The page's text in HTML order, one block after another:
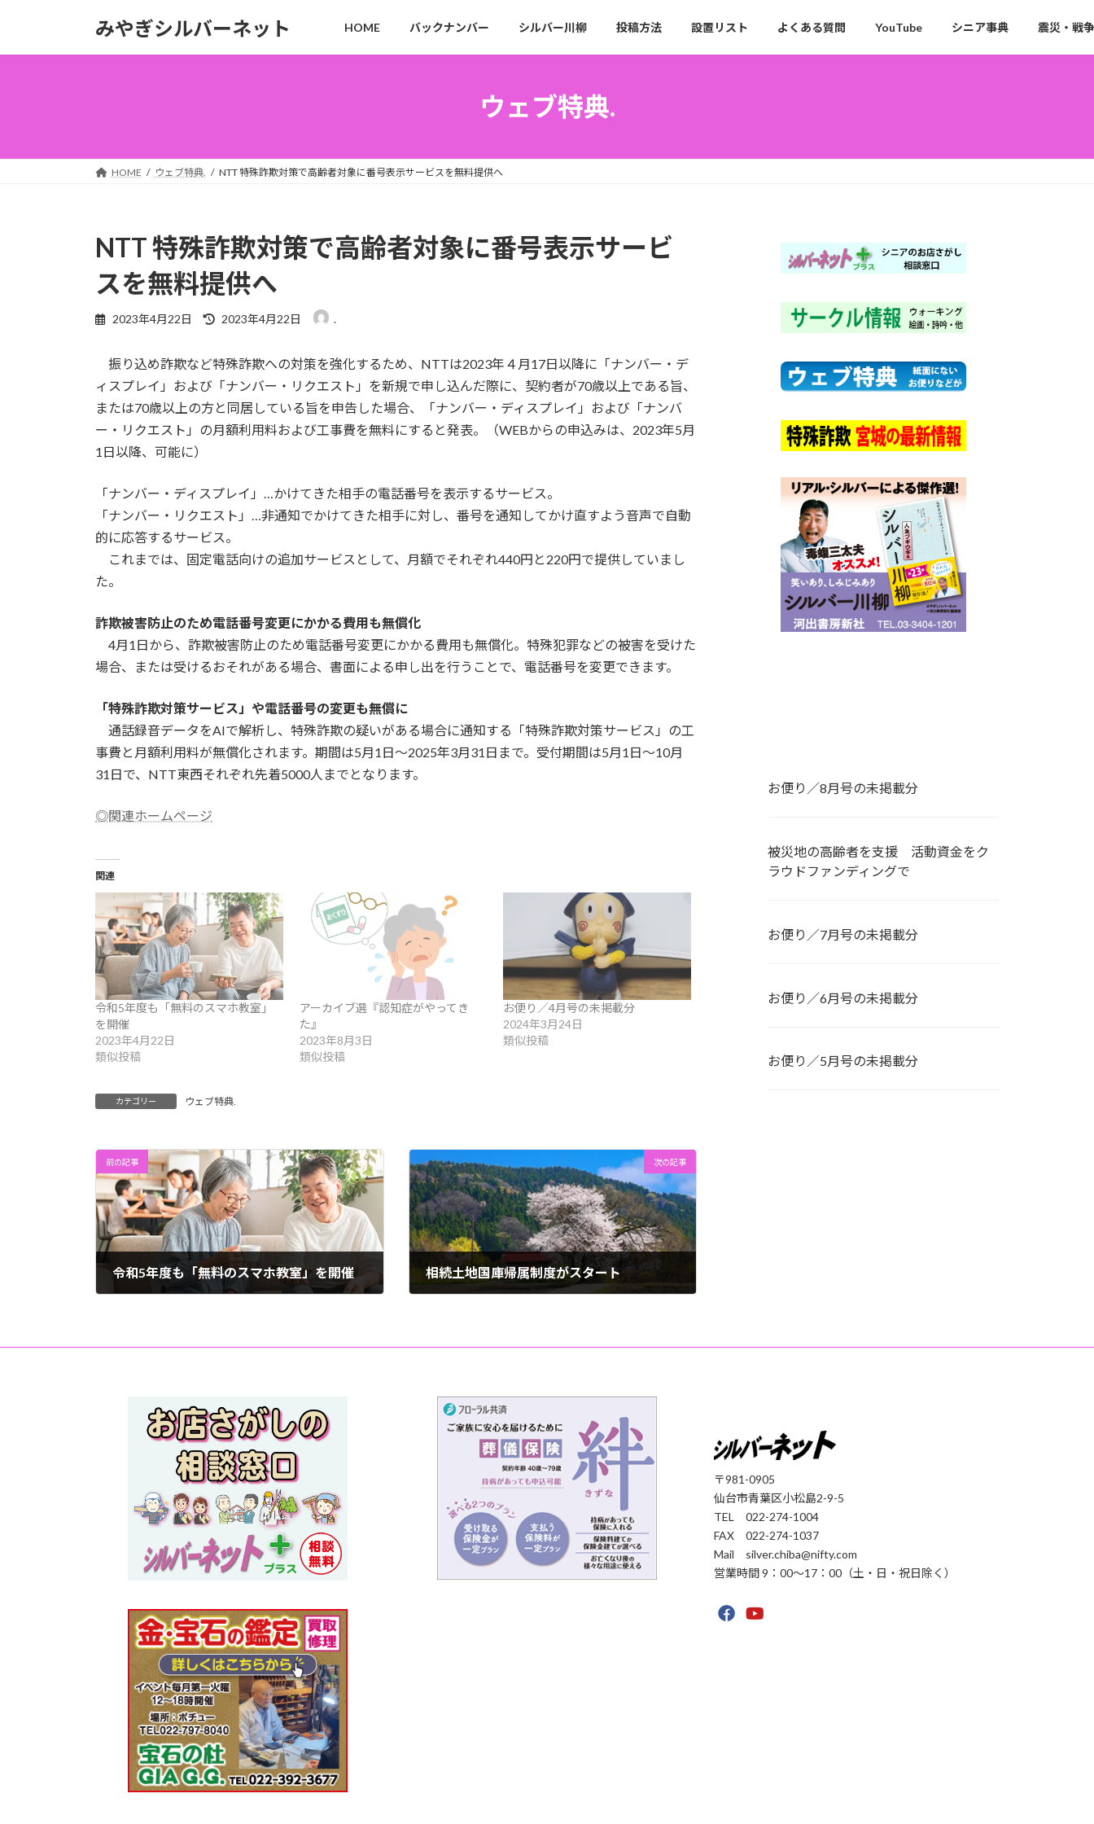
みやぎシルバーネット HOME バックナンバー シルバー川柳 投稿方法 設置リスト よくある質問 YouTube シニア事典 震災・戦争
ウェブ特典.
HOME ウェブ特典. NTT 特殊詐欺対策で高齢者対象に番号表示サービスを無料提供へ
NTT 特殊詐欺対策で高齢者対象に番号表示サービ
スを無料提供へ
2023年4月22日
最
新
日
:
2023年4月22日 .
振り込め詐欺など特殊詐欺への対策を強化するため、NTTは2023年４月17日以降に「ナンバー・デ
ィスプレイ」および「ナンバー・リクエスト」を新規で申し込んだ際に、契約者が70歳以上である旨、
または70歳以上の方と同居している旨を申告した場合、「ナンバー・ディスプレイ」および「ナンバ
ー・リクエスト」の月額利用料および工事費を無料にすると発表。（WEBからの申込みは、2023年5月
1日以降、可能に）
「ナンバー・ディスプレイ」…かけてきた相手の電話番号を表示するサービス。
「ナンバー・リクエスト」…非通知でかけてきた相手に対し、番号を通知してかけ直すよう音声で自動
的に応答するサービス。
これまでは、固定電話向けの追加サービスとして、月額でそれぞれ440円と220円で提供していまし
た。
詐欺被害防止のため電話番号変更にかかる費用も無償化
4月1日から、詐欺被害防止のため電話番号変更にかかる費用も無償化。特殊犯罪などの被害を受けた
場合、または受けるおそれがある場合、書面による申し出を行うことで、電話番号を変更できます。
「特殊詐欺対策サービス」や電話番号の変更も無償に
通話録音データをAIで解析し、特殊詐欺の疑いがある場合に通知する「特殊詐欺対策サービス」の工
事費と月額利用料が無償化されます。期間は5月1日〜2025年3月31日まで。受付期間は5月1日〜10月
31日で、NTT東西それぞれ先着5000人までとなります。
◎関連ホームページ
関連
令和5年度も「無料のスマホ教室」
を開催
2023年4月22日
類似投稿
アーカイブ選『認知症がやってき
た』
2023年8月3日
類似投稿
お便り／4月号の未掲載分
2024年3月24日
類似投稿
カテゴリー ウェブ特典.
前の記事
令和5年度も「無料のスマホ教室」を開催
次の記事
相続土地国庫帰属制度がスタート
お便り／8月号の未掲載分
被災地の高齢者を支援 活動資金をク
ラウドファンディングで
お便り／7月号の未掲載分
お便り／6月号の未掲載分
お便り／5月号の未掲載分
〒981-0905
仙台市青葉区小松島2-9-5
TEL 022-274-1004
FAX 022-274-1037
Mail silver.chiba@nifty.com
営業時間 9：00〜17：00（土・日・祝日除く）